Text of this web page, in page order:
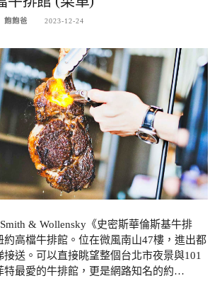
飽飽爸 2023-12-24
& Wollensky《史密斯華倫斯基牛排
約高檔牛排館。位在微風南山47樓，進出都
送。可以直接眺望整個台北市夜景與101
特最愛的牛排館，更是網路知名的約…